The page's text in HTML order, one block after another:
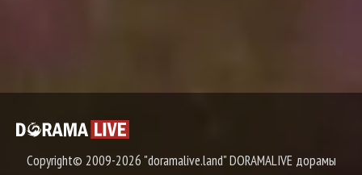
Copyright© 2009-2026 "doramalive.land" DORAMALIVE дорамы